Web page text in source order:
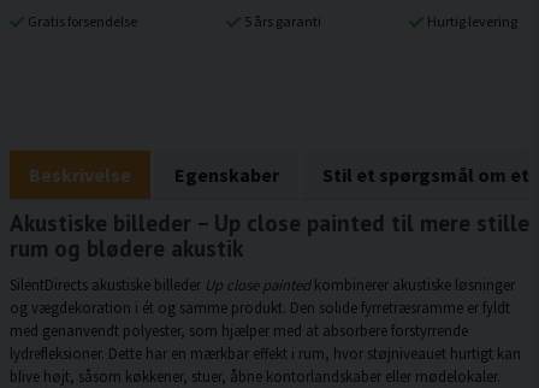
Gratis forsendelse 5 års garanti Hurtig levering
Beskrivelse Egenskaber Stil et spørgsmål om et
Akustiske billeder – Up close painted til mere stille
rum og blødere akustik
SilentDirects akustiske billeder Up close paintedkombinerer akustiske løsninger
og vægdekoration i ét og samme produkt. Den solide fyrretræsramme er fyldt
med genanvendt polyester, som hjælper med at absorbere forstyrrende
lydrefleksioner. Dette har en mærkbar effekt i rum, hvor støjniveauet hurtigt kan
blive højt, såsom køkkener, stuer, åbne kontorlandskaber eller mødelokaler.